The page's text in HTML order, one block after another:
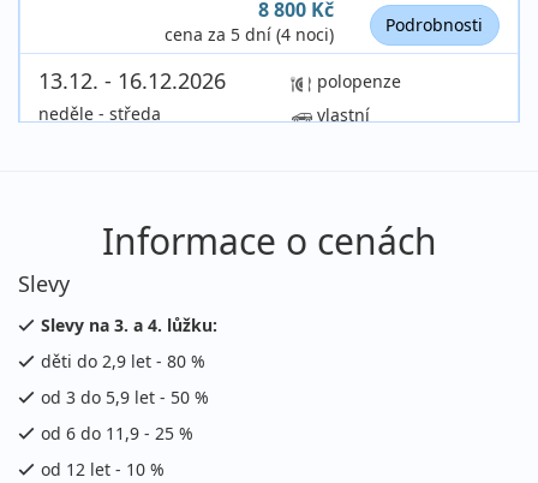
8 800 Kč
cena za 5 dní (4 noci) Podrobnosti
13.12. - 16.12.2026
neděle - středa
polopenze
vlastní
13.12. - 17.12.2026
neděle - čtvrtek
polopenze
vlastní
cena za 5 dní (4 noci)
13.12. - 18.12.2026
neděle - pátek
Informace o cenách
Slevy
Slevy na 3. a 4. lůžku:
děti do 2,9 let - 80 %
od 3 do 5,9 let - 50 %
od 6 do 11,9 - 25 %
od 12 let - 10 %